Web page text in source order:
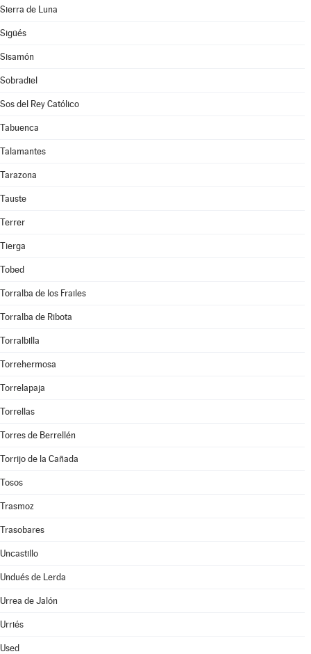
Sierra de Luna
Sigüés
Sisamón
Sobradiel
Sos del Rey Católico
Tabuenca
Talamantes
Tarazona
Tauste
Terrer
Tierga
Tobed
Torralba de los Frailes
Torralba de Ribota
Torralbilla
Torrehermosa
Torrelapaja
Torrellas
Torres de Berrellén
Torrijo de la Cañada
Tosos
Trasmoz
Trasobares
Uncastillo
Undués de Lerda
Urrea de Jalón
Urriés
Used